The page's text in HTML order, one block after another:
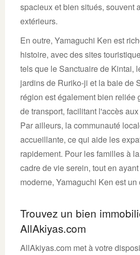
spacieux et bien situés, souvent
extérieurs.
En outre, Yamaguchi Ken est
histoire, avec des sites
tels que le Sanctuaire de Kintai,
jardins de Ruriko-ji et la baie de
région est également bien reliée
de transport, facilitant l'accès
Par ailleurs, la communauté
accueillante, ce qui aide les
rapidement. Pour les familles à
cadre de vie serein, tout en
moderne, Yamaguchi Ken est
Trouvez un bien
AllAkiyas.com
AllAkiyas.com met à votre